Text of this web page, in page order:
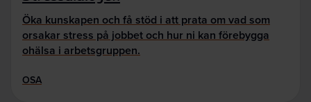
Öka kunskapen och få stöd i att prata om vad som
orsakar stress på jobbet och hur ni kan förebygga
ohälsa i arbetsgruppen.
OSA